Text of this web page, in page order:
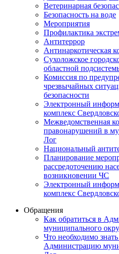
Ветеринарная
Безопасность на воде
Мероприятия
Профилактика
Антитеррор
Антинаркотическая
Сухоложское
областной
Комиссия по
чрезвычайных
безопасности
Электронный
комплекс
Межведомственная
правонарушений в
Лог
Национальный
Планирование
рассредоточению
возникновении ЧС
Электронный
комплекс
Обращения
Как обратиться в
муниципального
Что необходимо
Администрацию